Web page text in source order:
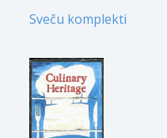
Sveču komplekti